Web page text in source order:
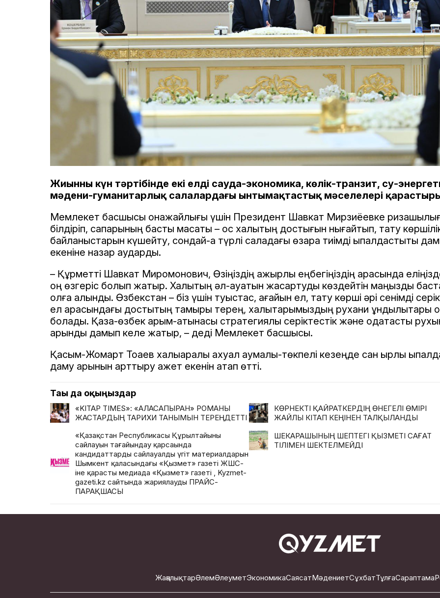
Жиынның күн тәртібінде екі елдің сауда-экономика, көлік-транзит, су-
мәдени-гуманитарлық салалардағы ынтымақтастық мәселелері
Мемлекет басшысы қонақжайлығы үшін Президент Шавкат Мирзиёевке
білдіріп, сапарының басты мақсаты – қос халықтың достығын нығайтып, тату
байланыстарын күшейту, сондай-ақ түрлі саладағы өзара тиімді ықпалдастықты
екеніне назар аударды.
– Құрметті Шавкат Миромонович, Өзіңіздің қажырлы еңбегіңіздің арқасында
оң өзгеріс болып жатыр. Халықтың әл-ауқатын жақсартуды көздейтін маңызды
қолға алынды. Өзбекстан – біз үшін туыстас, ағайын ел, тату көрші әрі сенімді
ел арасындағы достықтың тамыры терең, халықтарымыздың рухани құндылықтары
болады. Қазақ-өзбек қарым-қатынасы стратегиялық серіктестік және одақтастық
қарқынды дамып келе жатыр, – деді Мемлекет басшысы.
Қасым-Жомарт Тоқаев халықаралық ахуал аумалы-төкпелі кезеңде сан қырлы
даму қарқынын арттыру қажет екенін атап өтті.
Тағы да оқыңыздар
«KITAP TIMES»: «АЛАСАПЫРАН» РОМАНЫ
ЖАСТАРДЫҢ ТАРИХИ ТАНЫМЫН ТЕРЕҢДЕТТІ
КӨРНЕКТІ ҚАЙРАТКЕРДІҢ ӨНЕГЕЛІ ӨМІРІ
ЖАЙЛЫ КІТАП КЕҢІНЕН ТАЛҚЫЛАНДЫ
«Қазақстан Республикасы Құрылтайының
сайлауын тағайындау қарсаңында
кандидаттардың сайлауалды үгіт материалдарын
Шымкент қаласындағы «Қызмет» газеті ЖШС-
іне қарасты медиада «Қызмет» газеті , Kyzmet-
gazeti.kz сайтында жариялаудың ПРАЙС-
ПАРАҚШАСЫ
ШЕКАРАШЫНЫҢ ШЕПТЕГІ ҚЫЗМЕТІ САҒАТ
ТІЛІМЕН ШЕКТЕЛМЕЙДІ
ЖаңалықтарӘлемӘлеуметЭкономикаСаясатМәдениетСұхбатТұлғаСараптама